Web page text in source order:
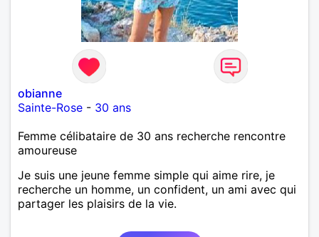
obianne
Sainte-Rose - 30 ans
Femme célibataire de 30 ans recherche rencontre
amoureuse
Je suis une jeune femme simple qui aime rire, je
recherche un homme, un confident, un ami avec qui
partager les plaisirs de la vie.